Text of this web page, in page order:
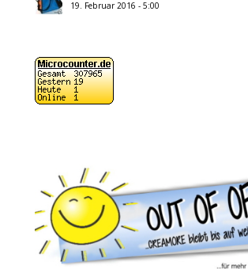
19. Februar 2016 - 5:00